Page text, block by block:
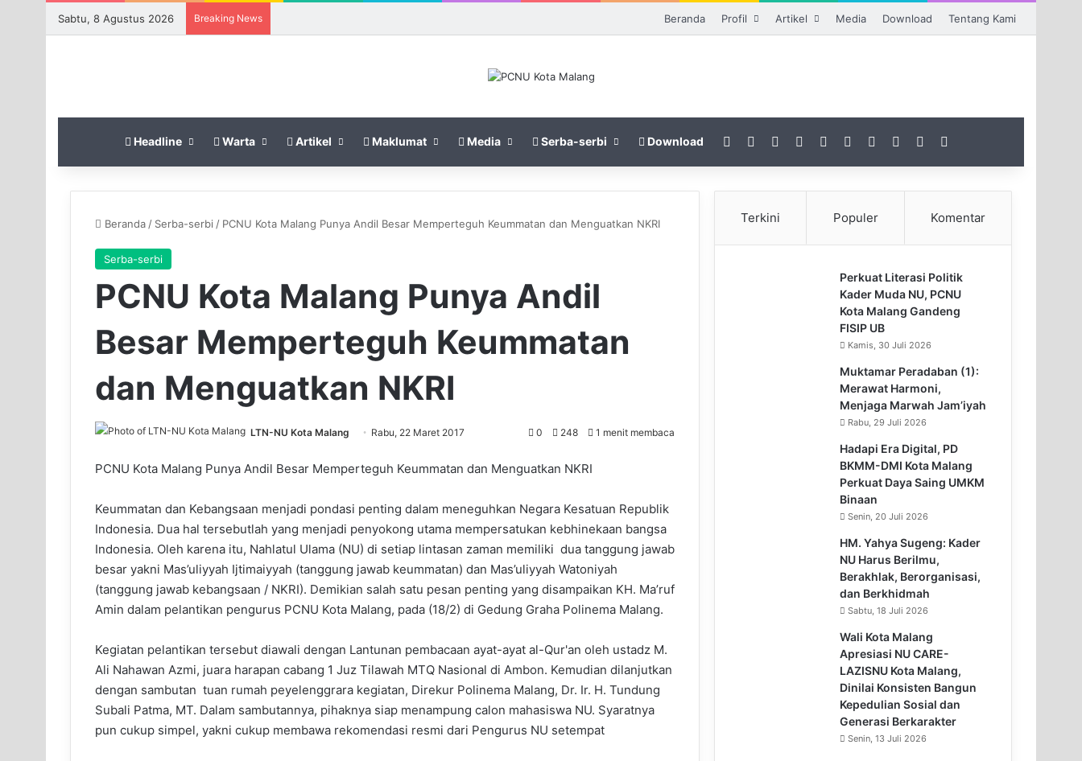
Sabtu, 8 Agustus 2026 Breaking News Beranda Profil Artikel Media Download Tentang Kami
Headline Warta Artikel Maklumat Media Serba-serbi Download Facebook Instagram
TikTokRSS GabungArtikel Acak
SidebarSwitch skin
Beranda / Serba-serbi / PCNU Kota Malang Punya Andil Besar Memperteguh Keummatan dan Menguatkan NKRI
Serba-serbi
PCNU Kota Malang Punya Andil
Besar Memperteguh Keummatan
dan Menguatkan NKRI
LTN-NU Kota Malang Rabu, 22 Maret 2017 0 248 1 menit membaca
PCNU Kota Malang Punya Andil Besar Memperteguh Keummatan dan Menguatkan NKRI
Keummatan dan Kebangsaan menjadi pondasi penting dalam meneguhkan Negara Kesatuan Republik
Indonesia. Dua hal tersebutlah yang menjadi penyokong utama mempersatukan kebhinekaan bangsa
Indonesia. Oleh karena itu, Nahlatul Ulama (NU) di setiap lintasan zaman memiliki dua tanggung jawab
besar yakni Mas’uliyyah Ijtimaiyyah (tanggung jawab keummatan) dan Mas’uliyyah Watoniyah
(tanggung jawab kebangsaan / NKRI). Demikian salah satu pesan penting yang disampaikan KH. Ma’ruf
Amin dalam pelantikan pengurus PCNU Kota Malang, pada (18/2) di Gedung Graha Polinema Malang.
Kegiatan pelantikan tersebut diawali dengan Lantunan pembacaan ayat-ayat al-Qur'an oleh ustadz M.
Ali Nahawan Azmi, juara harapan cabang 1 Juz Tilawah MTQ Nasional di Ambon. Kemudian dilanjutkan
dengan sambutan tuan rumah peyelenggrara kegiatan, Direkur Polinema Malang, Dr. Ir. H. Tundung
Subali Patma, MT. Dalam sambutannya, pihaknya siap menampung calon mahasiswa NU. Syaratnya
pun cukup simpel, yakni cukup membawa rekomendasi resmi dari Pengurus NU setempat
Terkini Populer Komentar
Perkuat Literasi Politik
Kader Muda NU, PCNU
Kota Malang Gandeng
FISIP UB
Kamis, 30 Juli 2026
Muktamar Peradaban (1):
Merawat Harmoni,
Menjaga Marwah Jam’iyah
Rabu, 29 Juli 2026
Hadapi Era Digital, PD
BKMM-DMI Kota Malang
Perkuat Daya Saing UMKM
Binaan
Senin, 20 Juli 2026
HM. Yahya Sugeng: Kader
NU Harus Berilmu,
Berakhlak, Berorganisasi,
dan Berkhidmah
Sabtu, 18 Juli 2026
Wali Kota Malang
Apresiasi NU CARE-
LAZISNU Kota Malang,
Dinilai Konsisten Bangun
Kepedulian Sosial dan
Generasi Berkarakter
Senin, 13 Juli 2026